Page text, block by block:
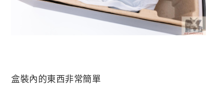
盒裝內的東西非常簡單